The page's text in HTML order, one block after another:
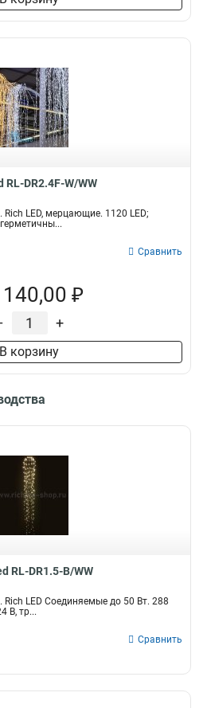
RL-DR2.4F-W/WW
LED, мерцающие. 1120 LED;
Сравнить
₽
+
В корзину
RL-DR1.5-B/WW
LED Соединяемые до 50 Вт. 288
B, тр...
Сравнить